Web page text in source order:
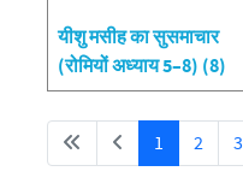
यीशु मसीह का सुसमाचार
(रोमियों अध्याय 5–8) (8)
1 2 3